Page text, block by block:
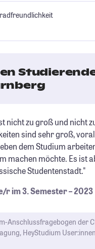
nicht zu groß und nicht
sind sehr groß,
dem Studium
machen möchte. Es ist
Studentenstadt."
r im 3. Semester – 2023
Anschlussfragebogen der
HeyStudium